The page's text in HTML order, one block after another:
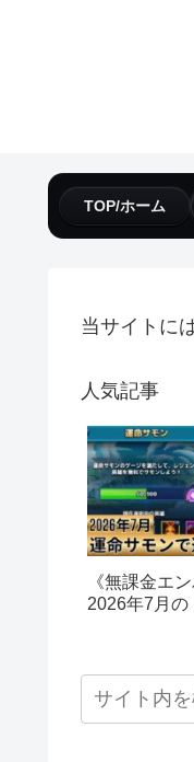
TOP/ホーム
当サイトに
人気記事
《無課金エ
2026年7月の